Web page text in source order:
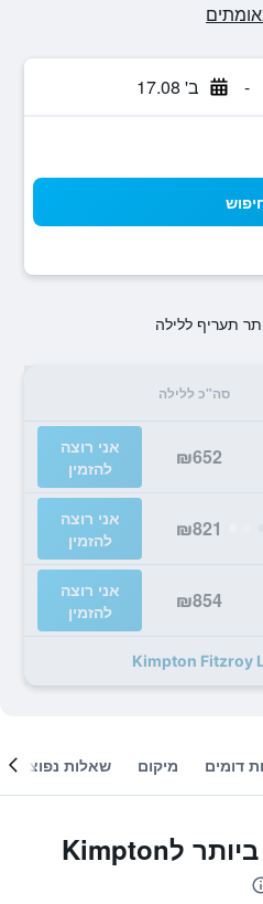
- ב' 17.08
תעריף ללילה
סה"כ ללילה
₪652
אני רוצה
להזמין
₪821
אני רוצה
להזמין
₪854
אני רוצה
להזמין
דומים מיקום שאלות נפוצות
המבצעים הטובים ביותר לKimpton